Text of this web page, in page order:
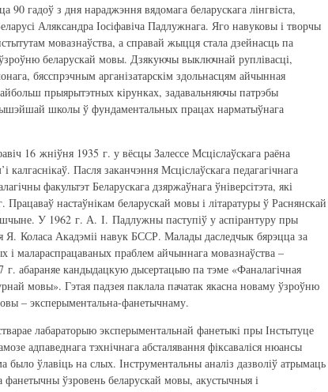
90 гадоў з дня нараджэння вядомага беларускага лінгвіста,
Аляксандра Іосіфавіча Падлужнага. Яго навуковы і творчы
мовазнаўства, а справай жыцця стала дзейнасць па
беларускай мовы. Дзякуючы выключнай руплівасці,
бясспрэчным арганізатарскім здольнасцям айчынная
прыярытэтных кірунках, задавальняючы патрэбы
школы ў фундаментальных працах нарматыўнага
16 жніўня 1935 г. у вёсцы Залессе Мсціслаўскага раёна
калгаснікаў. Пасля заканчэння Мсціслаўскага педагагічнага
факультэт Беларускага дзяржаўнага ўніверсітэта, які
Працаваў настаўнікам беларускай мовы і літаратуры ў Раснянскай
У 1962 г. А. І. Падлужны паступіў у аспірантуру пры
Я. Коласа Акадэміі навук БССР. Малады даследчык бярэцца за
і малараспрацаваных праблем айчыннага мовазнаўства –
абараняе кандыдацкую дысертацыю па тэме «Фаналагічная
мовы». Гэтая падзея паклала пачатак якасна новаму ўзроўню
– эксперыментальна-фанетычнаму.
лабараторыю эксперыментальнай фанетыкі пры Інстытуце
адпаведнага тэхнічнага абсталявання фіксаваліся нюансы
было ўлавіць на слых. Інструментальны аналіз дазволіў атрымаць
ўзровень беларускай мовы, акустычныя і